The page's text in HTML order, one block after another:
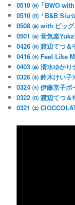
0510 ㈰「BWO
0510 ㈰「B&B
0508 ㈮ with ビッ
0501 ㈮ 音気楽
0426 ㈰ 渡辺てつ＆
0416 ㈭ Feel Like
0403 ㈮ 清水ゆかり
0326 ㈭ 鈴木けい子
0324 ㈫ 伊藤京子
0322 ㈰ 渡辺てつ＆
0321 ㈯